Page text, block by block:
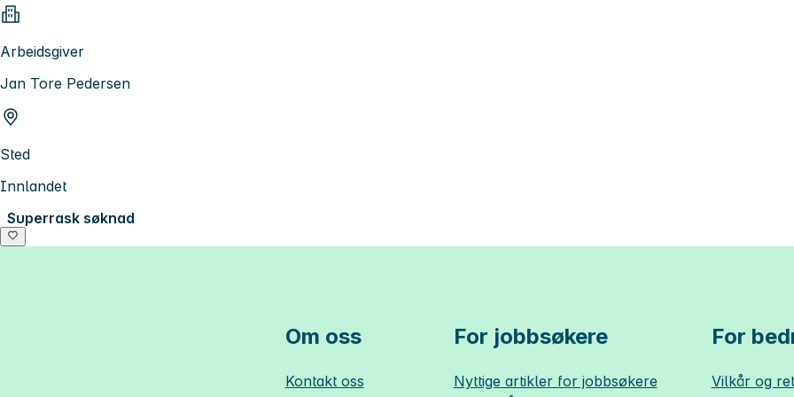
Arbeidsgiver
Jan Tore Pedersen
Sted
Innlandet
Superrask søknad
Om oss
Kontakt oss
For jobbsøkere
Nyttige artikler for jobbsøkere
For
Vilkår og